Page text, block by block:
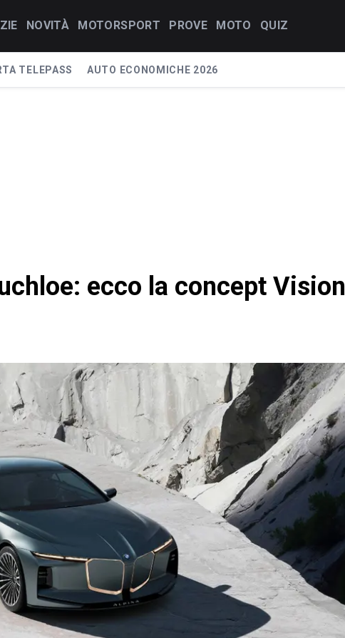
NOVITÀ MOTORSPORT PROVE MOTO QUIZ
TELEPASS AUTO ECONOMICHE 2026
ecco la concept Vision